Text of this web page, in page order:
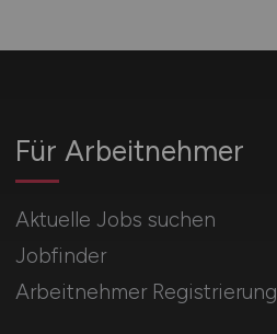
Für Arbeitnehmer
Aktuelle Jobs suchen
Jobfinder
Arbeitnehmer Registrierung